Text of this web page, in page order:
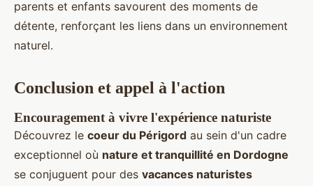
parents et enfants savourent des moments de
détente, renforçant les liens dans un environnement
naturel.
Conclusion et appel à l'action
Encouragement à vivre l'expérience naturiste
Découvrez le coeur du Périgord au sein d'un cadre
exceptionnel où nature et tranquillité en Dordogne
se conjuguent pour des vacances naturistes